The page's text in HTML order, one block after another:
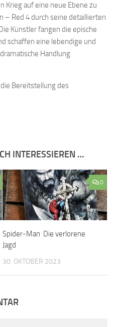
Krieg auf eine neue Ebene zu
– Red 4 durch seine detaillierten
Künstler fangen die epische
schaffen eine lebendige und
Handlung
Bereitstellung des
INTERESSIEREN …
0
Spider-Man Die verlorene
Jagd
30. OKTOBER 2023